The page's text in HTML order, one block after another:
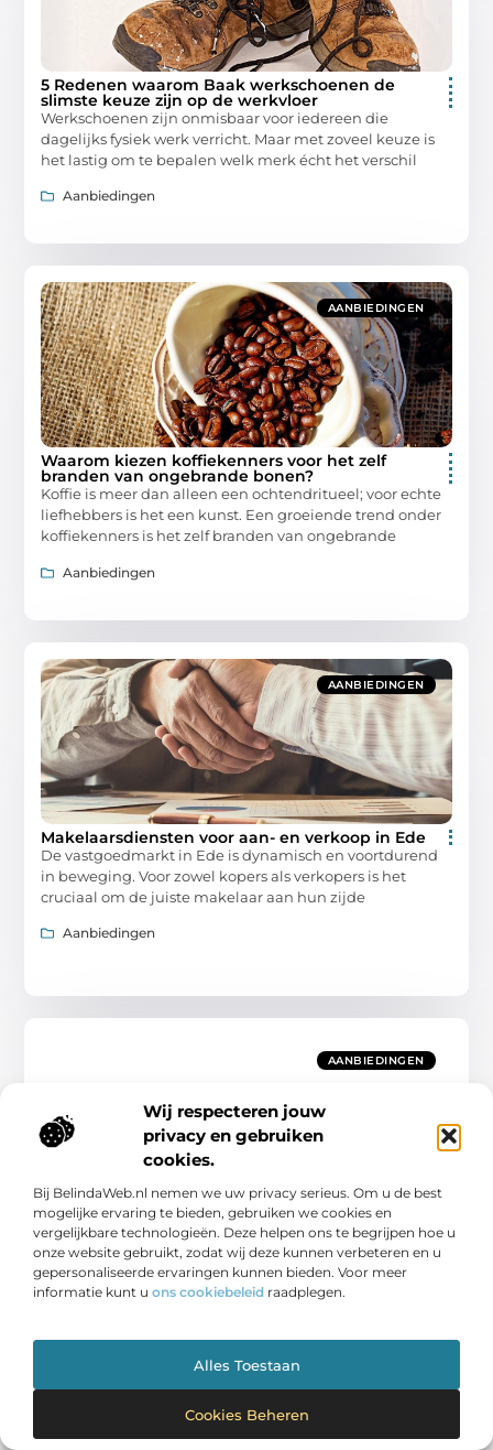
Wij respecteren jouw
privacy en gebruiken
cookies.
Bij BelindaWeb.nl nemen we uw privacy serieus. Om u de best
mogelijke ervaring te bieden, gebruiken we cookies en
vergelijkbare technologieën. Deze helpen ons te begrijpen hoe u
onze website gebruikt, zodat wij deze kunnen verbeteren en u
gepersonaliseerde ervaringen kunnen bieden. Voor meer
informatie kunt u ons cookiebeleid raadplegen.
Alles Toestaan
Cookies Beheren
5 Redenen waarom Baak werkschoenen de
slimste keuze zijn op de werkvloer
Werkschoenen zijn onmisbaar voor iedereen die
dagelijks fysiek werk verricht. Maar met zoveel keuze is
het lastig om te bepalen welk merk écht het verschil
Aanbiedingen
AANBIEDINGEN
Waarom kiezen koffiekenners voor het zelf
branden van ongebrande bonen?
Koffie is meer dan alleen een ochtendritueel; voor echte
liefhebbers is het een kunst. Een groeiende trend onder
koffiekenners is het zelf branden van ongebrande
Aanbiedingen
AANBIEDINGEN
Makelaarsdiensten voor aan- en verkoop in Ede
De vastgoedmarkt in Ede is dynamisch en voortdurend
in beweging. Voor zowel kopers als verkopers is het
cruciaal om de juiste makelaar aan hun zijde
Aanbiedingen
AANBIEDINGEN
Propenda – Bent u als verhuurder verplicht uw
huur jaarlijks te indexeren?
Huurprijsindexatie en inflatie: wat moet u weten? In
februari 2022 steeg de gemiddelde huurprijs in België
met 7% als gevolg van de hoge inflatie.
AANBIEDINGEN